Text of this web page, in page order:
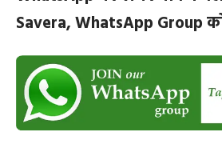
Savera, WhatsApp Group